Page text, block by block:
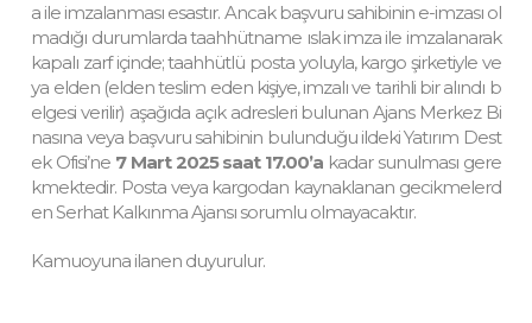
a ile imzalanması esastır. Ancak başvuru sahibinin e-imzası ol
madığı durumlarda taahhütname ıslak imza ile imzalanarak
kapalı zarf içinde; taahhütlü posta yoluyla, kargo şirketiyle ve
ya elden (elden teslim eden kişiye, imzalı ve tarihli bir alındı b
elgesi verilir) aşağıda açık adresleri bulunan Ajans Merkez Bi
nasına veya başvuru sahibinin bulunduğu ildeki Yatırım Dest
ek Ofisi’ne 7 Mart 2025 saat 17.00’a kadar sunulması gere
kmektedir. Posta veya kargodan kaynaklanan gecikmelerd
en Serhat Kalkınma Ajansı sorumlu olmayacaktır.
Kamuoyuna ilanen duyurulur.